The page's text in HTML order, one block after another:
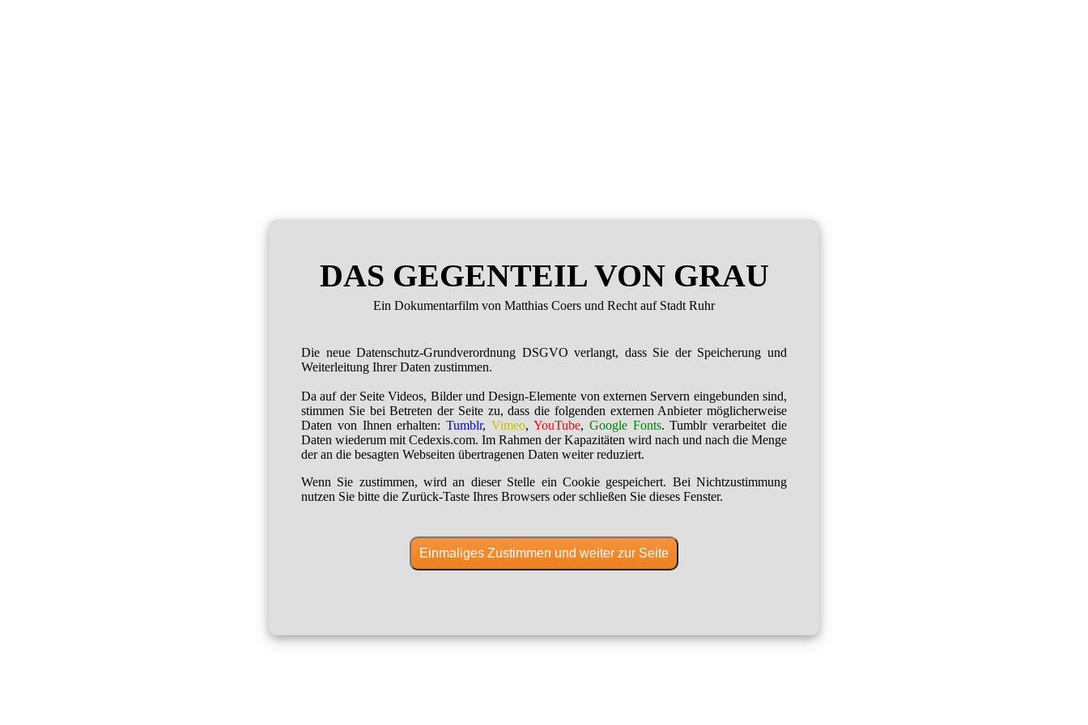
DAS GEGENTEIL VON GRAU
Ein Dokumentarfilm von Matthias Coers und Recht auf Stadt Ruhr
Die neue Datenschutz-Grundverordnung DSGVO verlangt, dass Sie der Speicherung und
Weiterleitung Ihrer Daten zustimmen.
Da auf der Seite Videos, Bilder und Design-Elemente von externen Servern eingebunden sind,
stimmen Sie bei Betreten der Seite zu, dass die folgenden externen Anbieter möglicherweise
Daten von Ihnen erhalten:Tumblr,Vimeo, YouTube, Google Fonts. Tumblr verarbeitet die
Daten wiederum mit Cedexis.com. Im Rahmen der Kapazitäten wird nach und nach die Menge
der an die besagten Webseiten übertragenen Daten weiter reduziert.
Wenn Sie zustimmen, wird an dieser Stelle ein Cookie gespeichert. Bei Nichtzustimmung
nutzen Sie bitte die Zurück-Taste Ihres Browsers oder schließen Sie dieses Fenster.
Einmaliges Zustimmen und weiter zur Seite